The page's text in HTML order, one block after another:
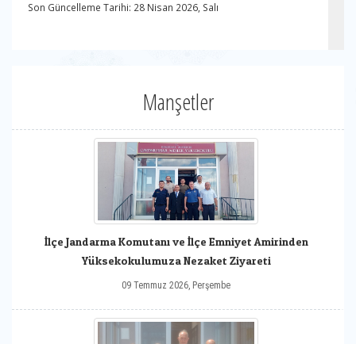
Son Güncelleme Tarihi: 28 Nisan 2026, Salı
Manşetler
İlçe Jandarma Komutanı ve İlçe Emniyet Amirinden
Yüksekokulumuza Nezaket Ziyareti
09 Temmuz 2026, Perşembe